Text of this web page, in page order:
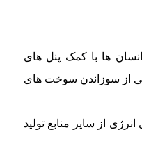
ها با کمک پنل های
از سوزاندن سوخت های
از سایر منابع تولید